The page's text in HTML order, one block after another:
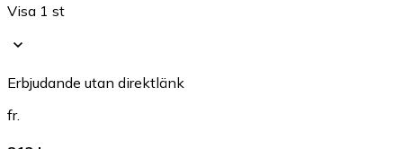
Visa 1 st
Erbjudande utan direktlänk
fr.